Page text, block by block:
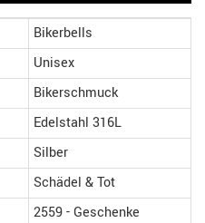
Bikerbells
Unisex
Bikerschmuck
Edelstahl 316L
Silber
Schädel & Tot
2559 - Geschenke